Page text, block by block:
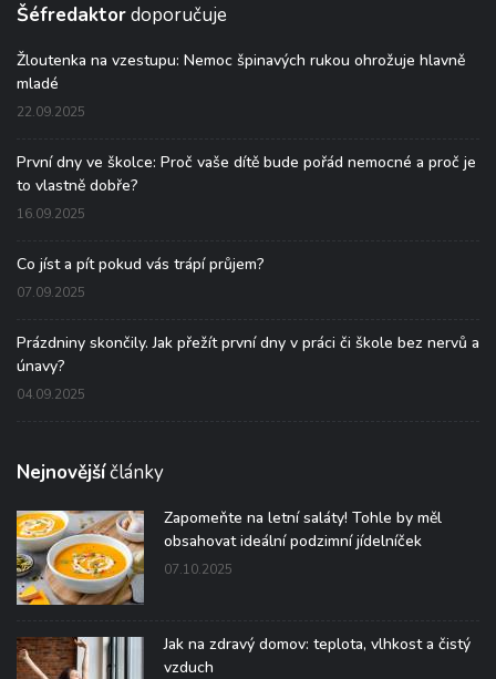
Šéfredaktordoporučuje
Žloutenka na vzestupu: Nemoc špinavých rukou ohrožuje hlavně
mladé
22.09.2025
První dny ve školce: Proč vaše dítě bude pořád nemocné a proč je
to vlastně dobře?
16.09.2025
Co jíst a pít pokud vás trápí průjem?
07.09.2025
Prázdniny skončily. Jak přežít první dny v práci či škole bez nervů a
únavy?
04.09.2025
Nejnovějšíčlánky
Zapomeňte na letní saláty! Tohle by měl
obsahovat ideální podzimní jídelníček
07.10.2025
Jak na zdravý domov: teplota, vlhkost a čistý
vzduch